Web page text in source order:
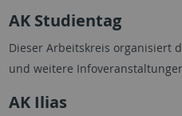
AK Studientag
Dieser Arbeitskreis organisiert
und weitere
AK Ilias